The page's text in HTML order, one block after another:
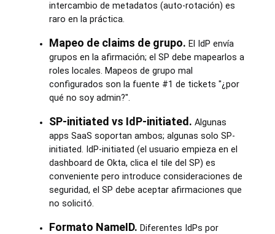
intercambio de metadatos (auto-rotación) es
raro en la práctica.
Mapeo de claims de grupo. El IdP envía
grupos en la afirmación; el SP debe mapearlos a
roles locales. Mapeos de grupo mal
configurados son la fuente #1 de tickets "¿por
qué no soy admin?".
SP-initiated vs IdP-initiated. Algunas
apps SaaS soportan ambos; algunas solo SP-
initiated. IdP-initiated (el usuario empieza en el
dashboard de Okta, clica el tile del SP) es
conveniente pero introduce consideraciones de
seguridad, el SP debe aceptar afirmaciones que
no solicitó.
Formato NameID. Diferentes IdPs por